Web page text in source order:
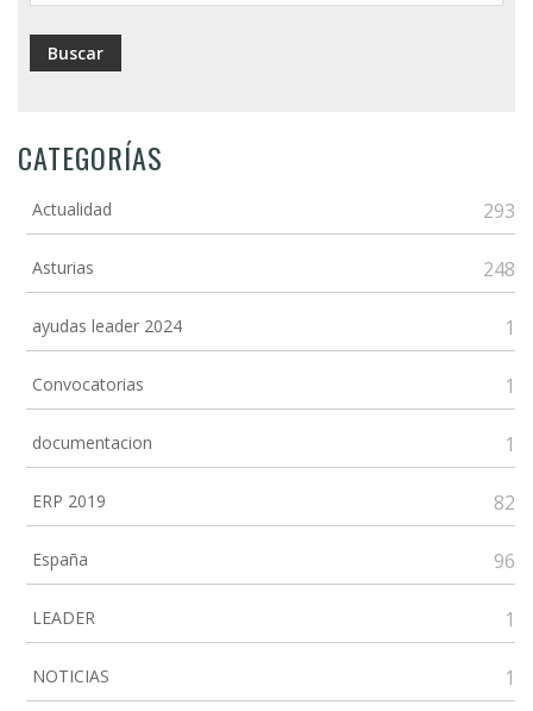
CATEGORÍAS
Actualidad 293
Asturias 248
ayudas leader 2024 1
Convocatorias 1
documentacion 1
ERP 2019 82
España 96
LEADER 1
NOTICIAS 1